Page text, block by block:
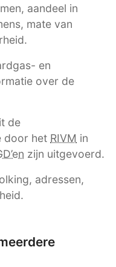
aandeel in
mate van
en
over de
de
door het RIVM in
zijn uitgevoerd.
adressen,